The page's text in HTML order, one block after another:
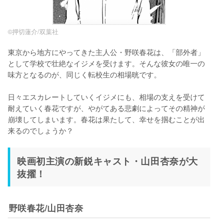
©押切蓮介/双葉社
東京から地方にやってきた主人公・野咲春花は、「部外者」
として学校で壮絶なイジメを受けます。そんな彼女の唯一の
味方となるのが、同じく転校生の相場晄です。
日々エスカレートしていくイジメにも、相場の支えを受けて
耐えていく春花ですが、やがてある悲劇によってその精神が
崩壊してしまいます。春花は果たして、幸せを掴むことが出
来るのでしょうか？
映画初主演の新鋭キャスト・山田杏奈が大
抜擢！
野咲春花/山田杏奈